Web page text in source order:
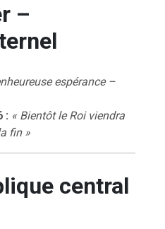
–
espérance –
: « Bientôt le Roi viendra
fin »
central